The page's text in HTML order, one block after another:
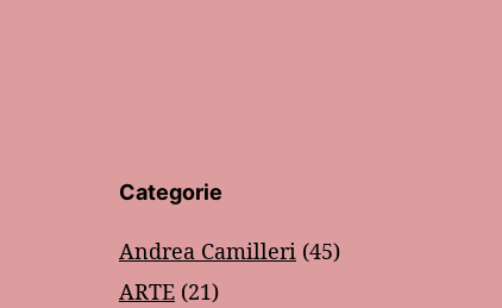
Categorie
Andrea Camilleri (45)
ARTE (21)